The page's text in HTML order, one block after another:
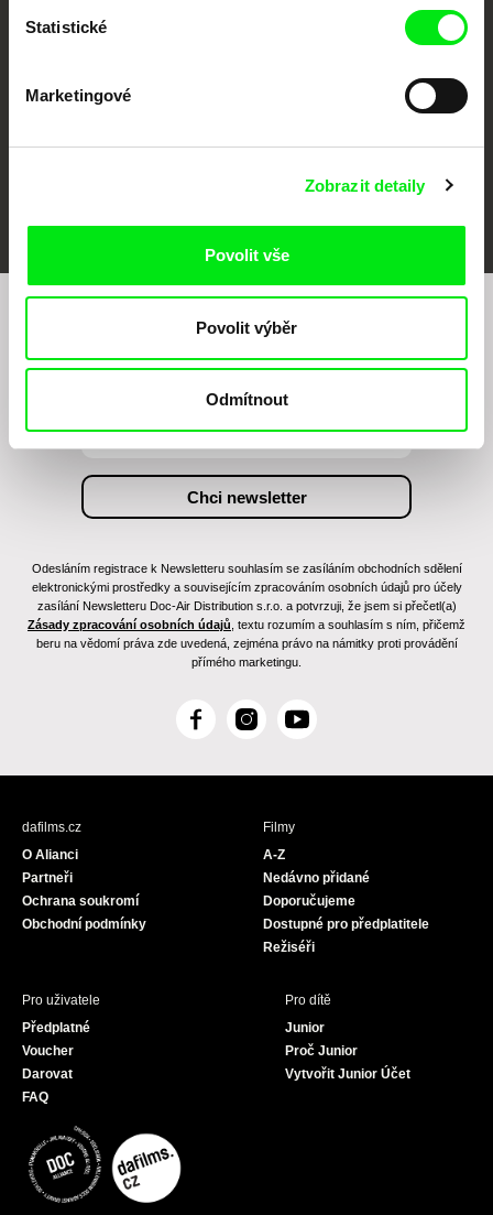
Statistické
Marketingové
Zobrazit detaily
Povolit vše
Povolit výběr
Odmítnout
Visions du Réel
Chcete být pravidelně informováni o našem
filmovém programu?
Odesláním registrace k Newsletteru souhlasím se zasíláním obchodních sdělení
elektronickými prostředky a souvisejícím zpracováním osobních údajů pro účely
zasílání Newsletteru Doc-Air Distribution s.r.o. a potvrzuji, že jsem si přečetl(a)
Zásady zpracování osobních údajů , textu rozumím a souhlasím s ním, přičemž
beru na vědomí práva zde uvedená, zejména právo na námitky proti provádění
přímého marketingu.
F
c
I
s
Y
u
dafilms.cz
O Alianci
Partneři
Ochrana soukromí
Obchodní podmínky
Filmy
A-Z
Nedávno přidané
Doporučujeme
Dostupné pro předplatitele
Režiséři
Pro uživatele
Předplatné
Voucher
Darovat
FAQ
Pro dítě
Junior
Proč Junior
Vytvořit Junior Účet